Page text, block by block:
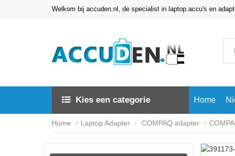
Welkom bij accuden.nl, de specialist in laptop accu's en
Kies een categorie Home
Home Laptop Adapter COMPAQ adapter